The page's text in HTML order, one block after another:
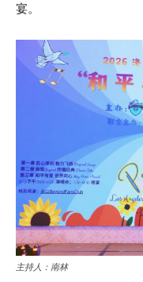
宴。
主持人：南林